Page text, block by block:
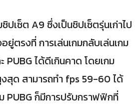
ปเซ็ต A9 ซึ่งเป็นชิปเซ็ตรุ่นเก่าไป
ยู่ตรงที่ การเล่นเกมกลับเล่นเกม
PUBG ได้ดีเกินคาด โดยเกม
สุด สามารถทำ fps 59-60 ได้
PUBG ก็มีการปรับกราฟฟิกที่